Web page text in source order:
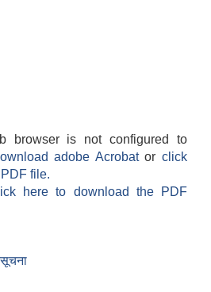
browser is not configured to
adobe Acrobatorclick
file.
here to download the PDF